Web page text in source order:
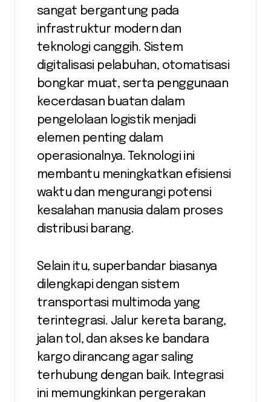
sangat bergantung pada
infrastruktur modern dan
teknologi canggih. Sistem
digitalisasi pelabuhan, otomatisasi
bongkar muat, serta penggunaan
kecerdasan buatan dalam
pengelolaan logistik menjadi
elemen penting dalam
operasionalnya. Teknologi ini
membantu meningkatkan efisiensi
waktu dan mengurangi potensi
kesalahan manusia dalam proses
distribusi barang.
Selain itu, superbandar biasanya
dilengkapi dengan sistem
transportasi multimoda yang
terintegrasi. Jalur kereta barang,
jalan tol, dan akses ke bandara
kargo dirancang agar saling
terhubung dengan baik. Integrasi
ini memungkinkan pergerakan